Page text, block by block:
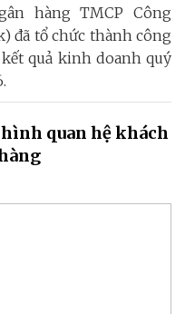
hàng TMCP Công
đã tổ chức thành công
quả kinh doanh quý
quan hệ khách